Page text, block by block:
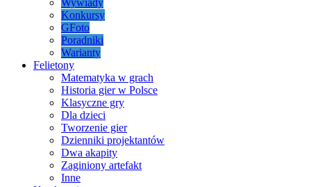
Konkursy
GFoto
Poradniki
Warianty
Felietony
Matematyka w grach
Historia gier w Polsce
Klasyczne gry
Dla dzieci
Tworzenie gier
Dzienniki projektantów
Dwa akapity
Zaginiony artefakt
Inne